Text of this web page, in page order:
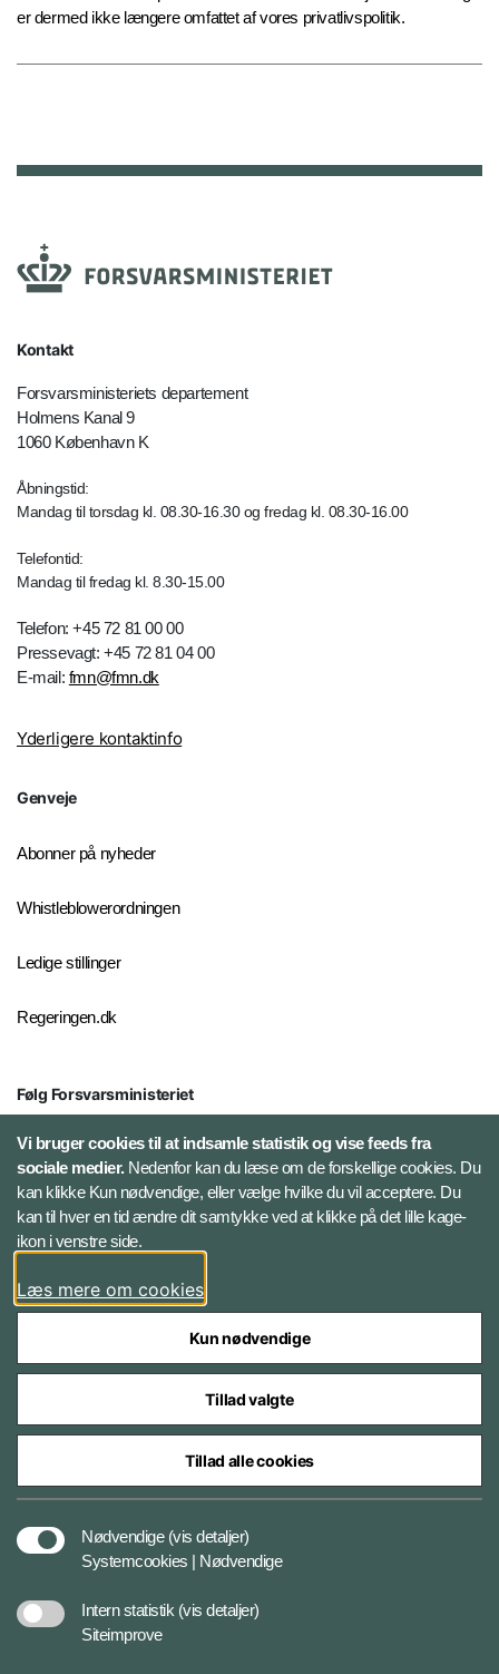
er dermed ikke længere omfattet af vores privatlivspolitik.
Kontakt
Forsvarsministeriets departement
Holmens Kanal 9
1060 København K
Åbningstid:
Mandag til torsdag kl. 08.30-16.30 og fredag kl. 08.30-16.00
Telefontid:
Mandag til fredag kl. 8.30-15.00
Telefon: +45 72 81 00 00
Pressevagt: +45 72 81 04 00
E-mail: fmn@fmn.dk
Yderligere kontaktinfo
Genveje
Abonner på nyheder
Whistleblowerordningen
Ledige stillinger
Regeringen.dk
Følg Forsvarsministeriet
X
LinkedIn
Instagram
Styrelser og myndigheder under Forsvarsministeriet
Vi bruger cookies til at indsamle statistik og vise feeds fra
sociale medier.Nedenfor kan du læse om de forskellige cookies. Du
kan klikke Kun nødvendige, eller vælge hvilke du vil acceptere. Du
kan til hver en tid ændre dit samtykke ved at klikke på det lille kage-
ikon i venstre side.
Læs mere om cookies
Kun nødvendige
Tillad valgte
Tillad alle cookies
Nødvendige (vis detaljer)
Systemcookies | Nødvendige
Intern statistik (vis detaljer)
Siteimprove